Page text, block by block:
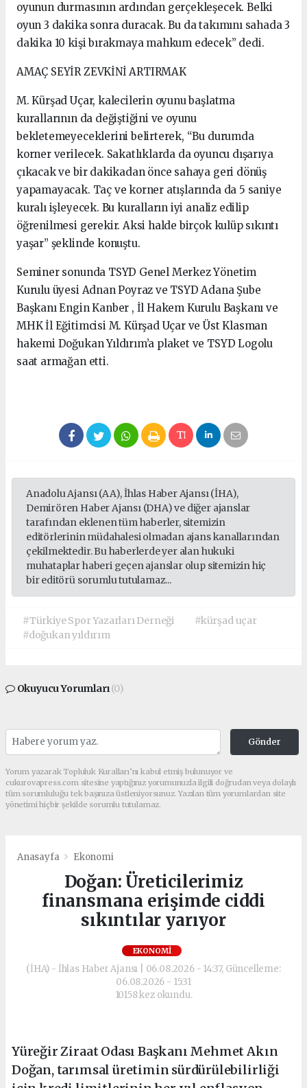
oyunun durmasının ardından gerçekleşecek. Belki
oyun 3 dakika sonra duracak. Bu da takımını sahada 3
dakika 10 kişi bırakmaya mahkum edecek” dedi.
AMAÇ SEYİR ZEVKİNİ ARTIRMAK
M. Kürşad Uçar, kalecilerin oyunu başlatma
kurallarının da değiştiğini ve oyunu
bekletemeyeceklerini belirterek, “Bu durumda
korner verilecek. Sakatlıklarda da oyuncu dışarıya
çıkacak ve bir dakikadan önce sahaya geri dönüş
yapamayacak. Taç ve korner atışlarında da 5 saniye
kuralı işleyecek. Bu kuralların iyi analiz edilip
öğrenilmesi gerekir. Aksi halde birçok kulüp sıkıntı
yaşar” şeklinde konuştu.
Seminer sonunda TSYD Genel Merkez Yönetim
Kurulu üyesi Adnan Poyraz ve TSYD Adana Şube
Başkanı Engin Kanber , İl Hakem Kurulu Başkanı ve
MHK İl Eğitimcisi M. Kürşad Uçar ve Üst Klasman
hakemi Doğukan Yıldırım’a plaket ve TSYD Logolu
saat armağan etti.
Anadolu Ajansı (AA), İhlas Haber Ajansı (İHA),
Demirören Haber Ajansı (DHA) ve diğer ajanslar
tarafından eklenen tüm haberler, sitemizin
editörlerinin müdahalesi olmadan ajans kanallarından
çekilmektedir. Bu haberlerde yer alan hukuki
muhataplar haberi geçen ajanslar olup sitemizin hiç
bir editörü sorumlu tutulamaz...
#Türkiye Spor Yazarları Derneği
#kürşad uçar
#doğukan yıldırım
Okuyucu Yorumları(0)
Gönder
Yorum yazarak Topluluk Kuralları’nı kabul etmiş bulunuyor ve
cukurovapress.com sitesine yaptığınız yorumunuzla ilgili doğrudan veya dolaylı
tüm sorumluluğu tek başınıza üstleniyorsunuz. Yazılan tüm yorumlardan site
yönetimi hiçbir şekilde sorumlu tutulamaz.
Anasayfa Ekonomi
Doğan: Üreticilerimiz
finansmana erişimde ciddi
sıkıntılar yarıyor
EKONOMI
(İHA) - İhlas Haber Ajansı | 06.08.2026 - 14:37, Güncelleme:
06.08.2026 - 15:31
10158 kez okundu.
Yüreğir Ziraat Odası Başkanı Mehmet Akın
Doğan, tarımsal üretimin sürdürülebilirliği